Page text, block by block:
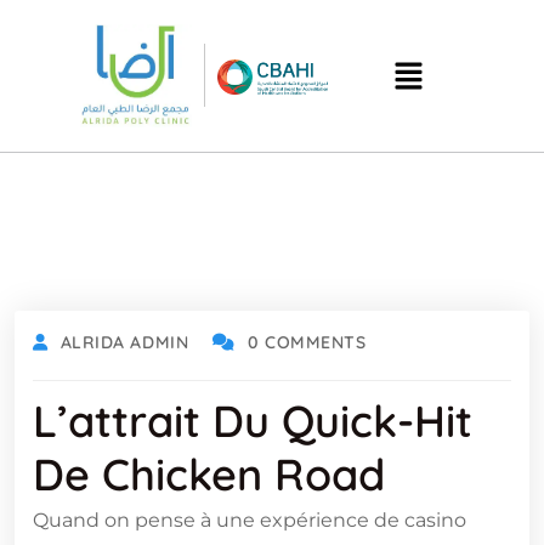
ALRIDA ADMIN 0 COMMENTS
L’attrait Du Quick‑Hit
De Chicken Road
Quand on pense à une expérience de casino